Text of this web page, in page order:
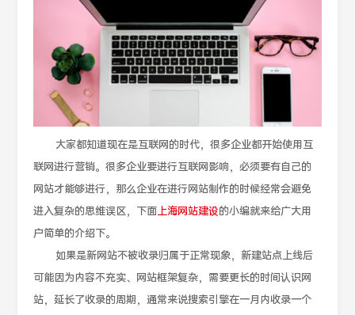
大家都知道现在是互联网的时代，很多企业都开始使用互
联网进行营销。很多企业要进行互联网影响，必须要有自己的
网站才能够进行，那么企业在进行网站制作的时候经常会避免
进入复杂的思维误区，下面上海网站建设的小编就来给广大用
户简单的介绍下。
如果是新网站不被收录归属于正常现象，新建站点上线后
可能因为内容不充实、网站框架复杂，需要更长的时间认识网
站，延长了收录的周期，通常来说搜索引擎在一月内收录一个